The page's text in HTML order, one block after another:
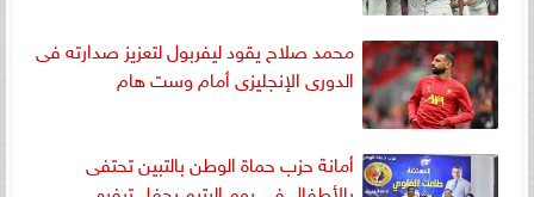
محمد صلاح يقود ليفربول لتعزيز صدارته فى
الدورى الإنجليزى أمام وست هام
أمانة حزب حماة الوطن بالتبين تحتفى